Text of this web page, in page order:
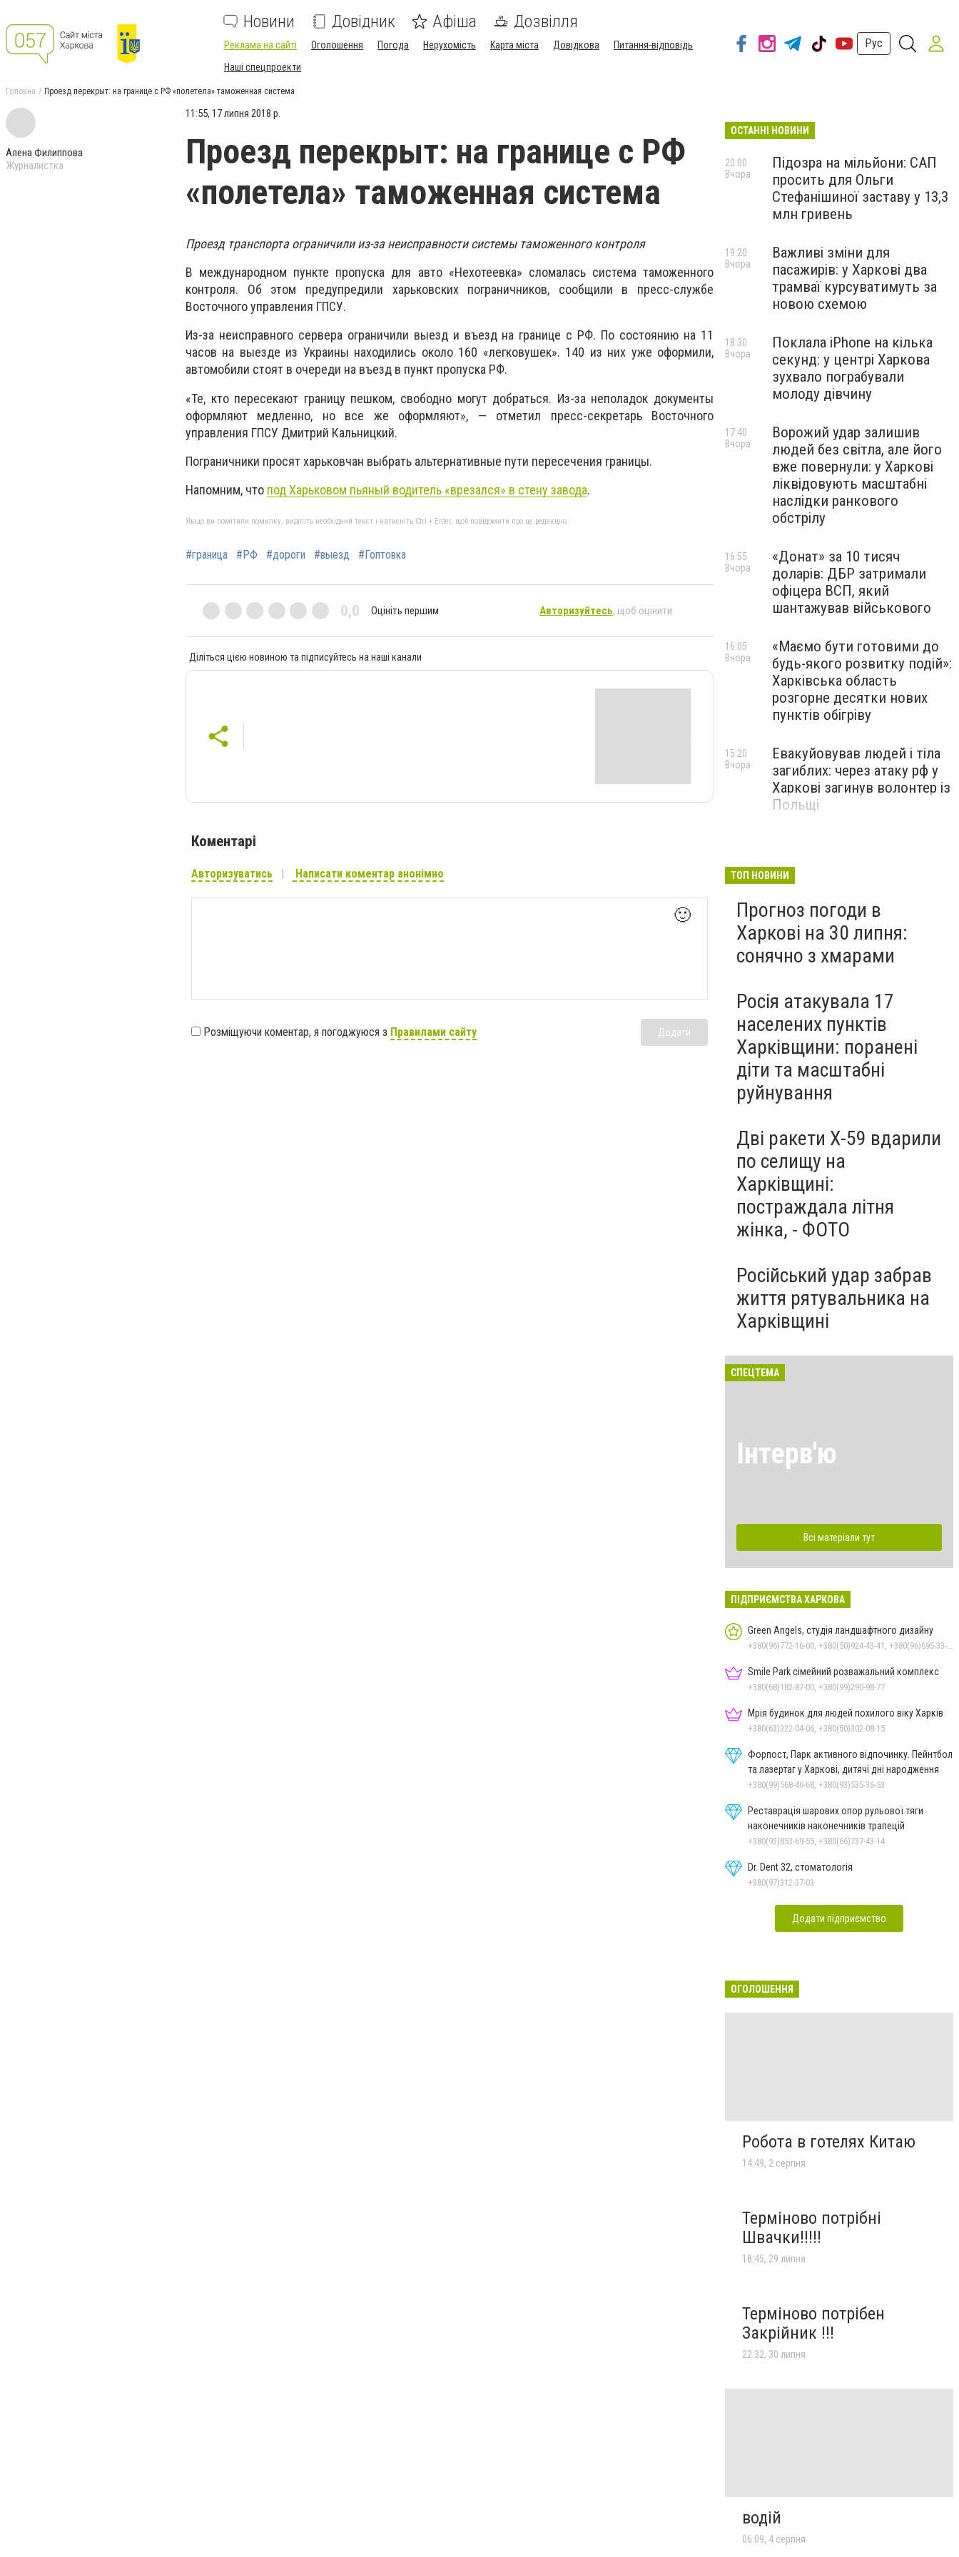
Новини Довідник Афіша Дозвілля
Реклама на сайті Оголошення Погода Нерухомість Карта міста Довідкова
Питання-відповідь
Наші спецпроекти
Рус
Головна Проезд перекрыт: на границе с РФ «полетела» таможенная система
Алена Филиппова
Журналистка
11:55, 17 липня 2018 р.
Проезд перекрыт: на границе с РФ
«полетела» таможенная система
Проезд транспорта ограничили из-за неисправности системы таможенного контроля
В международном пункте пропуска для авто «Нехотеевка» сломалась система таможенного
контроля. Об этом предупредили харьковских пограничников, сообщили в пресс-службе
Восточного управления ГПСУ.
Из-за неисправного сервера ограничили выезд и въезд на границе с РФ. По состоянию на 11
часов на выезде из Украины находились около 160 «легковушек». 140 из них уже оформили,
автомобили стоят в очереди на въезд в пункт пропуска РФ.
«Те, кто пересекают границу пешком, свободно могут добраться. Из-за неполадок документы
оформляют медленно, но все же оформляют», — отметил пресс-секретарь Восточного
управления ГПСУ Дмитрий Кальницкий.
Пограничники просят харьковчан выбрать альтернативные пути пересечения границы.
Напомним, что под Харьковом пьяный водитель «врезался» в стену завода.
Якщо ви помітили помилку, виділіть необхідний текст і натисніть Ctrl + Enter, щоб повідомити про це редакцію
#граница #РФ #дороги #выезд #Гоптовка
0,0 Оцініть першим Авторизуйтесь, щоб оцінити
Діліться цією новиною та підписуйтесь на наші канали
Коментарі
Авторизуватись Написати коментар анонімно
🙂
Розміщуючи коментар, я погоджуюся з Правилами сайту Додати
ОСТАННІ НОВИНИ
Підозра на мільйони: САП
просить для Ольги
Стефанішиної заставу у 13,3
млн гривень
20:00
Вчора
Важливі зміни для
пасажирів: у Харкові два
трамваї курсуватимуть за
новою схемою
19:20
Вчора
Поклала iPhone на кілька
секунд: у центрі Харкова
зухвало пограбували
молоду дівчину
18:30
Вчора
Ворожий удар залишив
людей без світла, але його
вже повернули: у Харкові
ліквідовують масштабні
наслідки ранкового
обстрілу
17:40
Вчора
«Донат» за 10 тисяч
доларів: ДБР затримали
офіцера ВСП, який
шантажував військового
16:55
Вчора
«Маємо бути готовими до
будь-якого розвитку подій»:
Харківська область
розгорне десятки нових
пунктів обігріву
16:05
Вчора
Евакуйовував людей і тіла
загиблих: через атаку рф у
Харкові загинув волонтер із
Польщі
15:20
Вчора
Харкові викрили члена
ТОП НОВИНИ
Прогноз погоди в
Харкові на 30 липня:
сонячно з хмарами
Росія атакувала 17
населених пунктів
Харківщини: поранені
діти та масштабні
руйнування
Дві ракети Х-59 вдарили
по селищу на
Харківщині:
постраждала літня
жінка, - ФОТО
Російський удар забрав
життя рятувальника на
Харківщині
СПЕЦТЕМА
Інтерв'ю
Всі матеріали тут
ПІДПРИЄМСТВА ХАРКОВА
Green Angels, студія ландшафтного дизайну
Smile Park сімейний розважальний комплекс
+380(68)182-87-00, +380(99)290-98-77
Мрія будинок для людей похилого віку Харків
+380(63)322-04-06, +380(50)302-08-15
Форпост, Парк активного відпочинку. Пейнтбол
та лазертаг у Харкові, дитячі дні народження
+380(99)568-46-68, +380(93)535-36-53
Реставрація шарових опор рульової тяги
наконечників наконечників трапецій
+380(93)853-69-55, +380(66)737-43-14
Dr. Dent 32, стоматологія
+380(97)312-37-03
Додати підприємство
ОГОЛОШЕННЯ
Робота в готелях Китаю
14:49, 2 серпня
Терміново потрібні
Швачки!!!!!
18:45, 29 липня
Терміново потрібен
Закрійник !!!
22:32, 30 липня
водій
06:09, 4 серпня